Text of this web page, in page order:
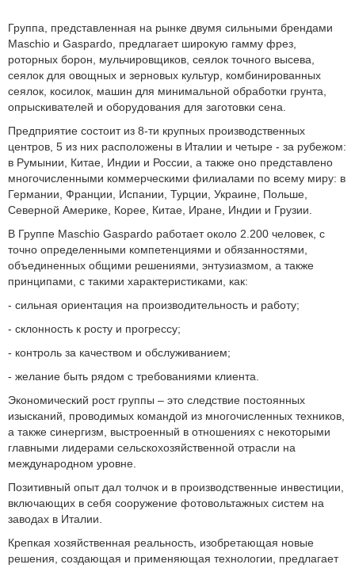
Группа, представленная на рынке двумя сильными брендами
Maschio и Gaspardo, предлагает широкую гамму фрез,
роторных борон, мульчировщиков, сеялок точного высева,
сеялок для овощных и зерновых культур, комбинированных
сеялок, косилок, машин для минимальной обработки грунта,
опрыскивателей и оборудования для заготовки сена.
Предприятие состоит из 8-ти крупных производственных
центров, 5 из них расположены в Италии и четыре - за рубежом:
в Румынии, Китае, Индии и России, а также оно представлено
многочисленными коммерческими филиалами по всему миру: в
Германии, Франции, Испании, Турции, Украине, Польше,
Северной Америке, Корее, Китае, Иране, Индии и Грузии.
В Группе Maschio Gaspardo работает около 2.200 человек, с
точно определенными компетенциями и обязанностями,
объединенных общими решениями, энтузиазмом, а также
принципами, с такими характеристиками, как:
- сильная ориентация на производительность и работу;
- склонность к росту и прогрессу;
- контроль за качеством и обслуживанием;
- желание быть рядом с требованиями клиента.
Экономический рост группы – это следствие постоянных
изысканий, проводимых командой из многочисленных техников,
а также синергизм, выстроенный в отношениях с некоторыми
главными лидерами сельскохозяйственной отрасли на
международном уровне.
Позитивный опыт дал толчок и в производственные инвестиции,
включающих в себя сооружение фотовольтажных систем на
заводах в Италии.
Крепкая хозяйственная реальность, изобретающая новые
решения, создающая и применяющая технологии, предлагает